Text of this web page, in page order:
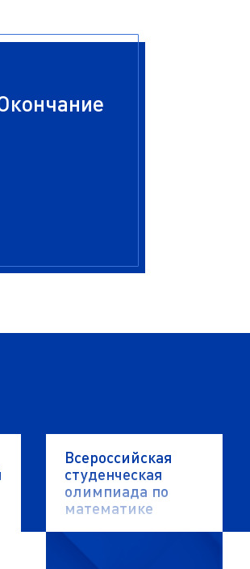
Всероссийская
студенческая
олимпиада по
математике